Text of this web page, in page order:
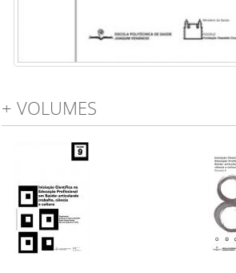
+ VOLUMES